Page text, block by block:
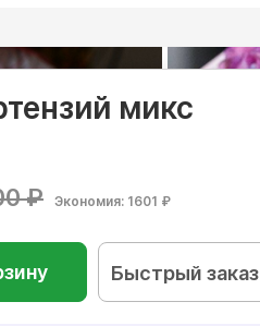
микс
₽ Экономия: 1601 ₽
Быстрый заказ